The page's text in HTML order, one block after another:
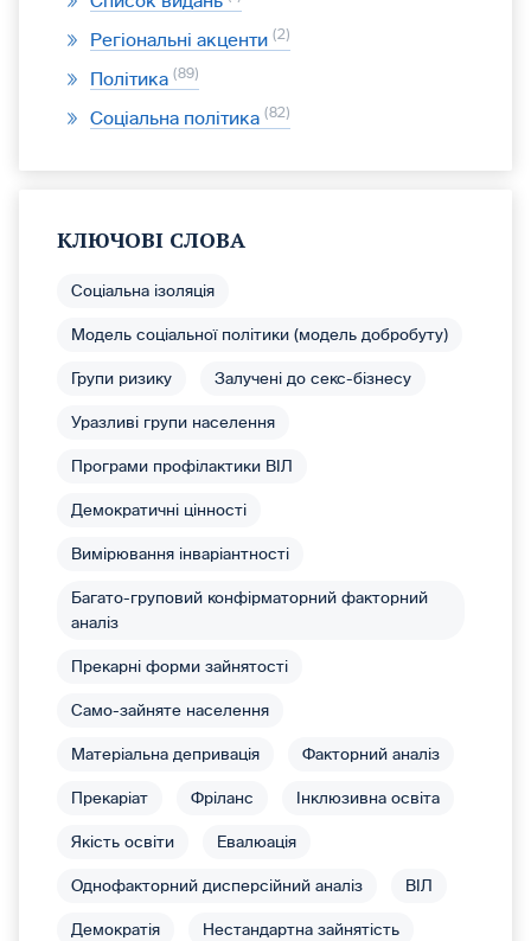
Регіональні акценти 2
Політика 89
Соціальна політика 82
КЛЮЧОВІ СЛОВА
Соціальна ізоляція
Модель соціальної політики (модель добробуту)
Групи ризику Залучені до секс-бізнесу
Уразливі групи населення
Програми профілактики ВІЛ
Демократичні цінності
Вимірювання інваріантності
Багато-груповий конфірматорний факторний
аналіз
Прекарні форми зайнятості
Само-зайняте населення
Матеріальна депривація Факторний аналіз
Прекаріат Фріланс Інклюзивна освіта
Якість освіти Евалюація
Однофакторний дисперсійний аналіз ВІЛ
Демократія Нестандартна зайнятість